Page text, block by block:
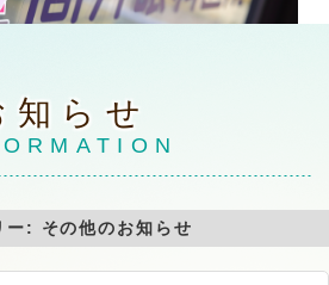
知らせ
ー: その他のお知らせ